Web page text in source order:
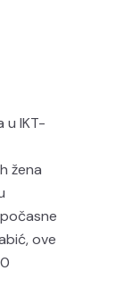
u IKT-
žena
ove